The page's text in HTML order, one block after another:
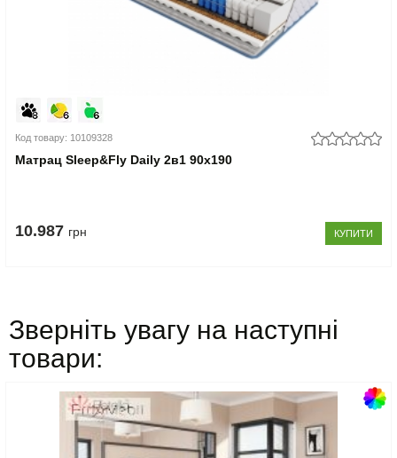
Код товару: 10109328
Матрац Sleep&Fly Daily 2в1 90x190
10.987 грн КУПИТИ
Зверніть увагу на наступні
товари: